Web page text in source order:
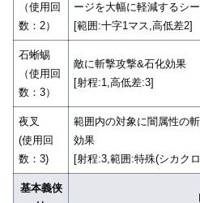
（使用回
数：2）
ージを大幅に軽減するシ
[範囲:十字1マス,高低差2]
石蜥蜴
（使用回
数：3）
敵に斬撃攻撃&石化効果
[射程:1,高低差:3]
夜叉
(使用回
数：3)
範囲内の対象に闇属性の
効果
[射程:3,範囲:特殊(シカク
基本義侠